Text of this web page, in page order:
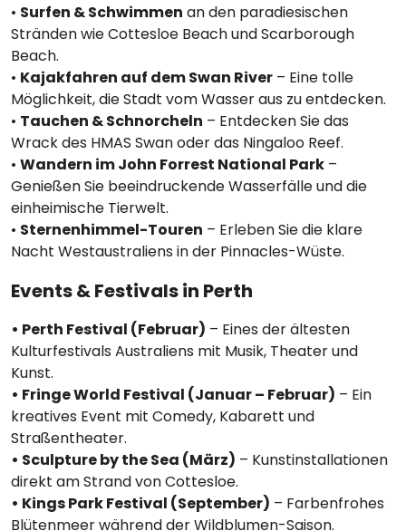
• Surfen & Schwimmen an den paradiesischen
Stränden wie Cottesloe Beach und Scarborough
Beach.
• Kajakfahren auf dem Swan River – Eine tolle
Möglichkeit, die Stadt vom Wasser aus zu entdecken.
• Tauchen & Schnorcheln – Entdecken Sie das
Wrack des HMAS Swan oder das Ningaloo Reef.
• Wandern im John Forrest National Park –
Genießen Sie beeindruckende Wasserfälle und die
einheimische Tierwelt.
• Sternenhimmel-Touren – Erleben Sie die klare
Nacht Westaustraliens in der Pinnacles-Wüste.
Events & Festivals in Perth
• Perth Festival (Februar) – Eines der ältesten
Kulturfestivals Australiens mit Musik, Theater und
Kunst.
• Fringe World Festival (Januar – Februar) – Ein
kreatives Event mit Comedy, Kabarett und
Straßentheater.
• Sculpture by the Sea (März) – Kunstinstallationen
direkt am Strand von Cottesloe.
• Kings Park Festival (September) – Farbenfrohes
Blütenmeer während der Wildblumen-Saison.